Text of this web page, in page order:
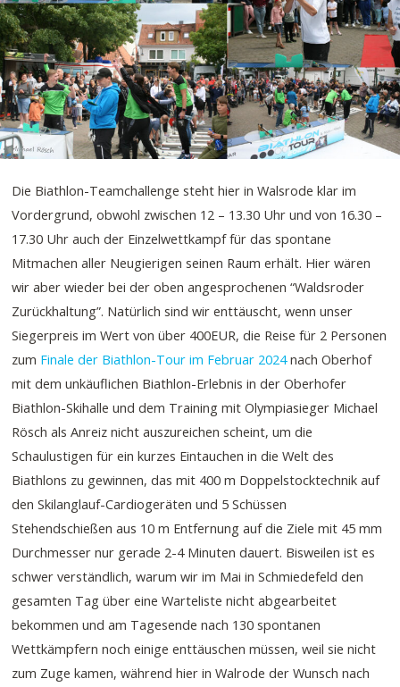
Die Biathlon-Teamchallenge steht hier in Walsrode klar im
Vordergrund, obwohl zwischen 12 – 13.30 Uhr und von 16.30 –
17.30 Uhr auch der Einzelwettkampf für das spontane
Mitmachen aller Neugierigen seinen Raum erhält. Hier wären
wir aber wieder bei der oben angesprochenen “Waldsroder
Zurückhaltung”. Natürlich sind wir enttäuscht, wenn unser
Siegerpreis im Wert von über 400EUR, die Reise für 2 Personen
zum Finale der Biathlon-Tour im Februar 2024nach Oberhof
mit dem unkäuflichen Biathlon-Erlebnis in der Oberhofer
Biathlon-Skihalle und dem Training mit Olympiasieger Michael
Rösch als Anreiz nicht auszureichen scheint, um die
Schaulustigen für ein kurzes Eintauchen in die Welt des
Biathlons zu gewinnen, das mit 400 m Doppelstocktechnik auf
den Skilanglauf-Cardiogeräten und 5 Schüssen
Stehendschießen aus 10 m Entfernung auf die Ziele mit 45 mm
Durchmesser nur gerade 2-4 Minuten dauert. Bisweilen ist es
schwer verständlich, warum wir im Mai in Schmiedefeld den
gesamten Tag über eine Warteliste nicht abgearbeitet
bekommen und am Tagesende nach 130 spontanen
Wettkämpfern noch einige enttäuschen müssen, weil sie nicht
zum Zuge kamen, während hier in Walrode der Wunsch nach